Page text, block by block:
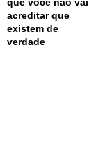
que você não vai
acreditar que
existem de
verdade